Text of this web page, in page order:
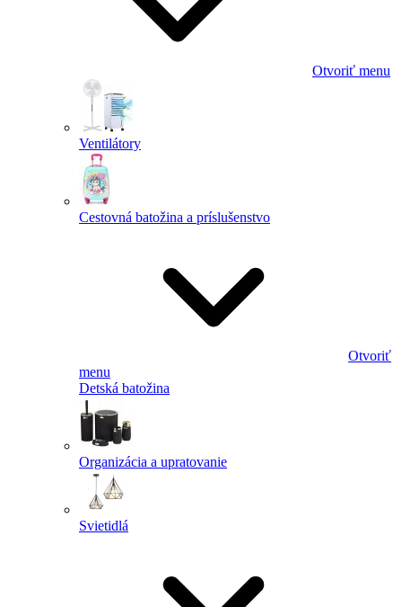
Otvoriť menu
Ventilátory
Cestovná batožina a príslušenstvo
Otvoriť
menu
Detská batožina
Organizácia a upratovanie
Svietidlá